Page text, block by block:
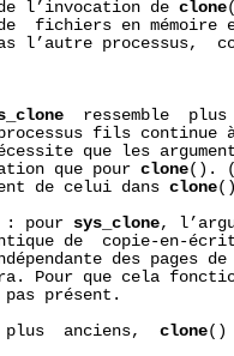
l’invocation de
clone
fichiers en mémoire
l’autre processus,
ressemble
fils continue
que les
que pour
clone().
de celui dans
clone
: pour
sys_clone,
de  copie-en-
des pages
Pour que cela
présent.
plus  anciens,
clone()